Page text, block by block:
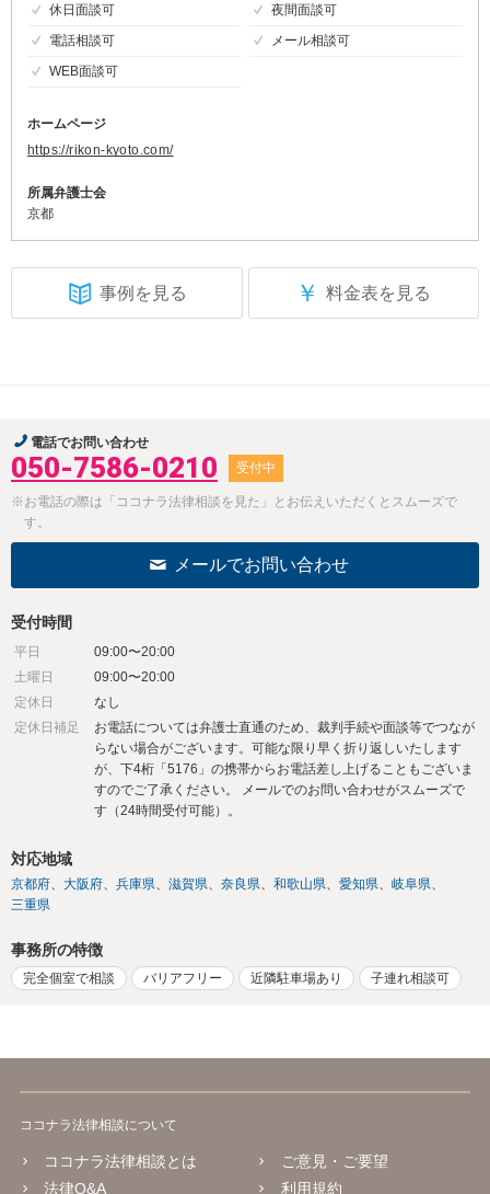
休日面談可
夜間面談可
電話相談可
メール相談可
WEB面談可
ホームページ
https://rikon-kyoto.com/
所属弁護士会
京都
事例を見る ￥ 料金表を見る
電話でお問い合わせ
050-7586-0210 受付中
※お電話の際は「ココナラ法律相談を見た」とお伝えいただくとスムーズで
す。
メールでお問い合わせ
受付時間
平日
09:00〜20:00
土曜日
09:00〜20:00
定休日
なし
定休日補足
お電話については弁護士直通のため、裁判手続や面談等でつなが
らない場合がございます。可能な限り早く折り返しいたします
が、下4桁「5176」の携帯からお電話差し上げることもございま
すのでご了承ください。 メールでのお問い合わせがスムーズで
す（24時間受付可能）。
対応地域
京都府 大阪府 兵庫県 滋賀県 奈良県 和歌山県 愛知県
岐阜県
三重県
事務所の特徴
完全個室で相談 バリアフリー 近隣駐車場あり 子連れ相談可
ココナラ法律相談について
ココナラ法律相談とは
法律Q&A
ご意見・ご要望
利用規約